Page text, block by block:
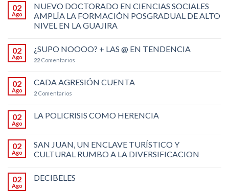
02
Ago
NUEVO DOCTORADO EN CIENCIAS SOCIALES
AMPLÍA LA FORMACIÓN POSGRADUAL DE ALTO
NIVEL EN LA GUAJIRA
02
Ago
¿SUPO NOOOO? + LAS @ EN TENDENCIA
22 Comentarios
02
Ago
CADA AGRESIÓN CUENTA
2 Comentarios
02
Ago
LA POLICRISIS COMO HERENCIA
02
Ago
SAN JUAN, UN ENCLAVE TURÍSTICO Y
CULTURAL RUMBO A LA DIVERSIFICACION
02
Ago
DECIBELES